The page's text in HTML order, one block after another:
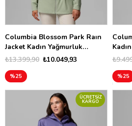
Columbia Blossom Park Raın
Jacket Kadın Yağmurluk
WL8068
₺10.049,93
₺13.399,90
%25 %25
ÜCRETSIZ
KARGO